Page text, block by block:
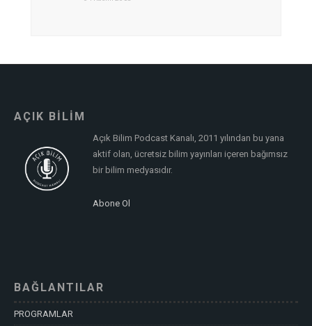
AÇIK BİLİM
Açık Bilim Podcast Kanalı, 2011 yılından bu yana
aktif olan, ücretsiz bilim yayınları içeren bağımsız
bir bilim medyasıdır.
Abone Ol
BAĞLANTILAR
PROGRAMLAR